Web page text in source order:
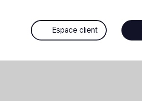
Espace client